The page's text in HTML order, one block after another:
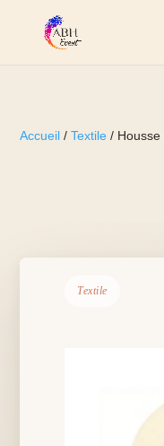
Accueil /Textile /
Textile